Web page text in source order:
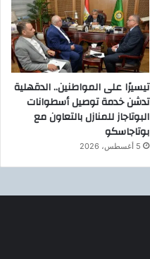
تيسيرًا على المواطنين.. الدقهلية
تدشن خدمة توصيل أسطوانات
البوتاجاز للمنازل بالتعاون مع
بوتاجاسكو
5 أغسطس، 2026